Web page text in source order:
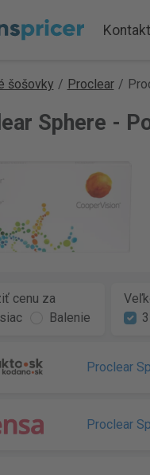
šošovky / Proclear /
Sphere -
cenu za
Balenie
3
Proclear
Proclear